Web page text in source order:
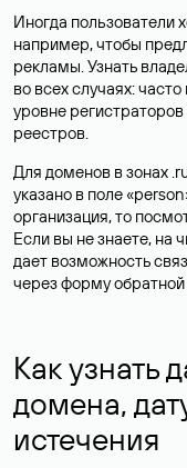
Иногда пользователи
например, чтобы
рекламы. Узнать
во всех случаях:
уровне
реестров.
Для доменов в зонах
указано в поле
организация, то
Если вы не знаете, на
дает возможность
через форму обратной
Как узнать
домена,
истечения